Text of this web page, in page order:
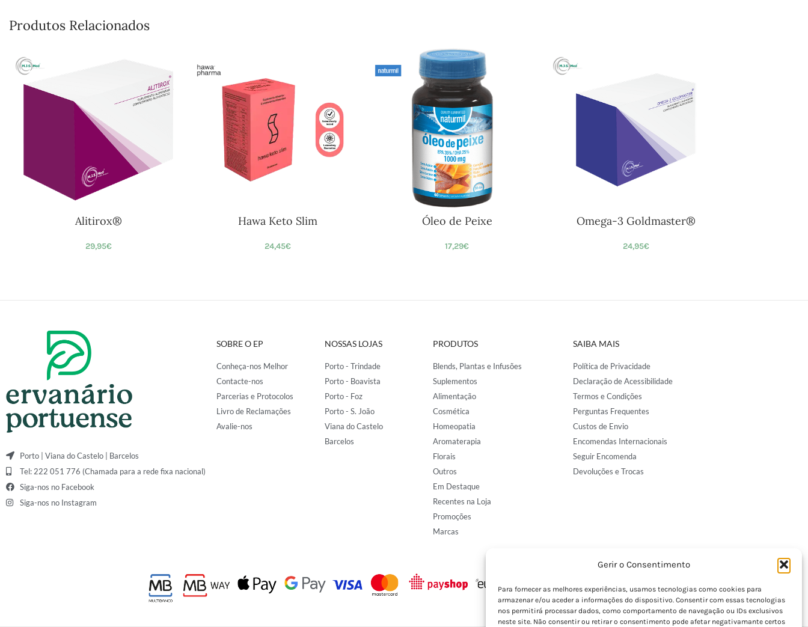
Gerir o Consentimento
Para fornecer as melhores experiências, usamos tecnologias como cookies para
armazenar e/ou aceder a informações do dispositivo. Consentir com essas tecnologias
nos permitirá processar dados, como comportamento de navegação ou IDs exclusivos
neste site. Não consentir ou retirar o consentimento pode afetar negativamante certos
Produtos Relacionados
Alitirox®
29,95€
Hawa Keto Slim
24,45€
Óleo de Peixe
17,29€
Omega-3 Goldmaster®
24,95€
Porto | Viana do Castelo | Barcelos
Tel: 222 051 776 (Chamada para a rede fixa nacional)
Siga-nos no Facebook
Siga-nos no Instagram
SOBRE O EP
Conheça-nos Melhor
Contacte-nos
Parcerias e Protocolos
Livro de Reclamações
Avalie-nos
NOSSAS LOJAS
Porto - Trindade
Porto - Boavista
Porto - Foz
Porto - S. João
Viana do Castelo
Barcelos
PRODUTOS
Blends, Plantas e Infusões
Suplementos
Alimentação
Cosmética
Homeopatia
Aromaterapia
Florais
Outros
Em Destaque
Recentes na Loja
Promoções
Marcas
SAIBA MAIS
Política de Privacidade
Declaração de Acessibilidade
Termos e Condições
Perguntas Frequentes
Custos de Envio
Encomendas Internacionais
Seguir Encomenda
Devoluções e Trocas